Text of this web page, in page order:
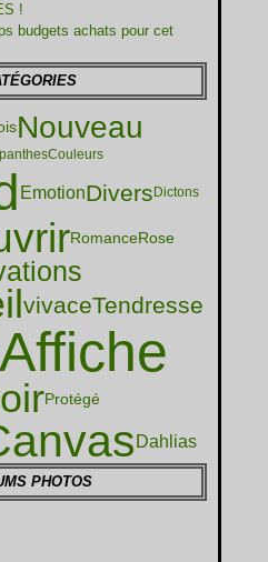
!
budgets achats pour cet
Nouveau
Couleurs
EmotionDivers Dictons
RomanceRose
vivaceTendresse
Affiche
Protégé
Dahlias
PHOTOS